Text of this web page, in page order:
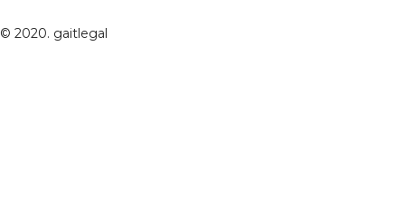
© 2020. gaitlegal